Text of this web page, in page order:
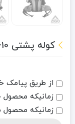
کوله پشتی 10+55 لیتری زاگرس اسپرت
از طریق پیامک
زمانیکه محصول
زمانیکه